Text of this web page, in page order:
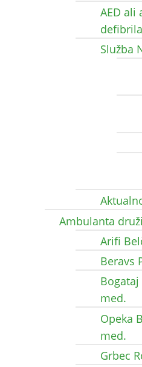
AED ali
Služba
Ambulanta
Arifi
Beravs
med.
Opeka
med.
Grbec